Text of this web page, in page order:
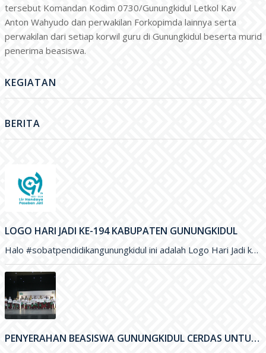
tersebut Komandan Kodim 0730/Gunungkidul Letkol Kav
Anton Wahyudo dan perwakilan Forkopimda lainnya serta
perwakilan dari setiap korwil guru di Gunungkidul beserta murid
penerima beasiswa.
KEGIATAN
BERITA
LOGO HARI JADI KE-194 KABUPATEN GUNUNGKIDUL
Halo #sobatpendidikangunungkidul ini adalah Logo Hari Jadi ke-194 Kabupaten Gunungkidul yang merupakan karya Saudara Blasius Yudhatama dengan mengusung tema
PENYERAHAN BEASISWA GUNUNGKIDUL CERDAS UNTUK PENINGKATAN KUALITAS PENDIDIKAN DI KABUPATEN GUNUNGKIDUL